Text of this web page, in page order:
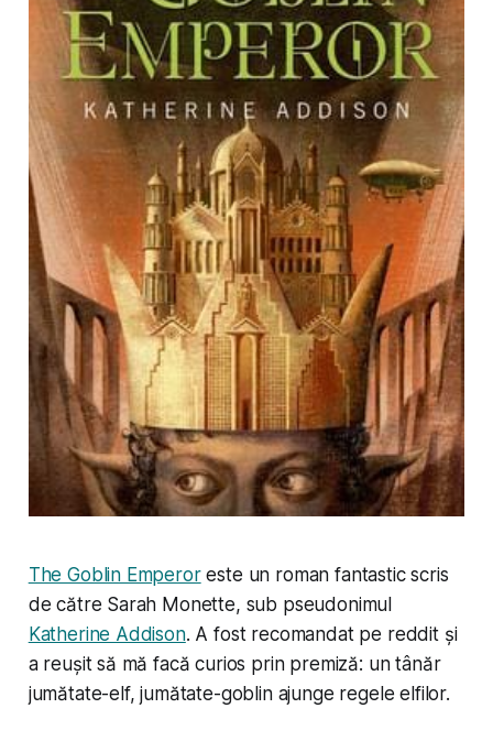
The Goblin Emperoreste un roman fantastic scris
de către Sarah Monette, sub pseudonimul
Katherine Addison. A fost recomandat pe reddit și
a reușit să mă facă curios prin premiză: un tânăr
jumătate-elf, jumătate-goblin ajunge regele elfilor.